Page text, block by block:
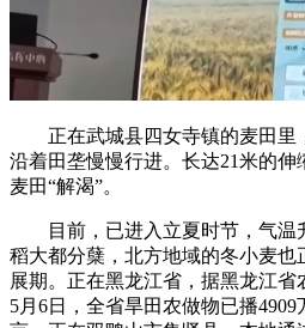
正在武城县四女寺镇的麦田里
沿着田垄慢慢行进。长达21米的
麦田“解渴”。
目前，已进入立夏时节，气温
稻大都分蘖，北方地域的冬小麦
展期。正在黑龙江省，据黑龙江
5月6日，全省旱田农做物已播